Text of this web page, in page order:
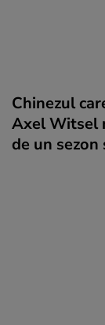
Chinezul
Axel Witsel
de un